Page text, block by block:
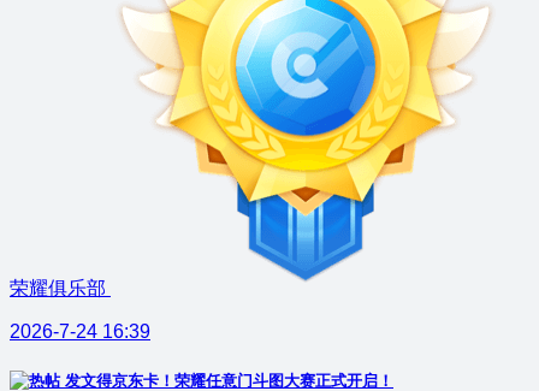
荣耀俱乐部
2026-7-24 16:39
发文得京东卡！荣耀任意门斗图大赛正式开启！